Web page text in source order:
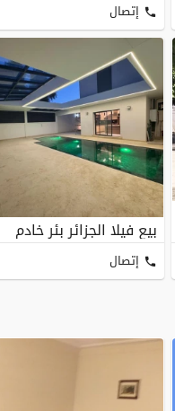
إتصال
بيع فيلا الجزائر بئر خادم
إتصال